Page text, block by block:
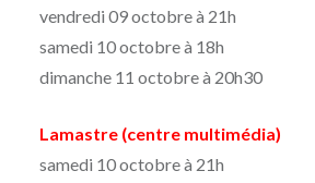
vendredi 09 octobre à 21h
samedi 10 octobre à 18h
dimanche 11 octobre à 20h30
Lamastre (centre multimédia)
samedi 10 octobre à 21h